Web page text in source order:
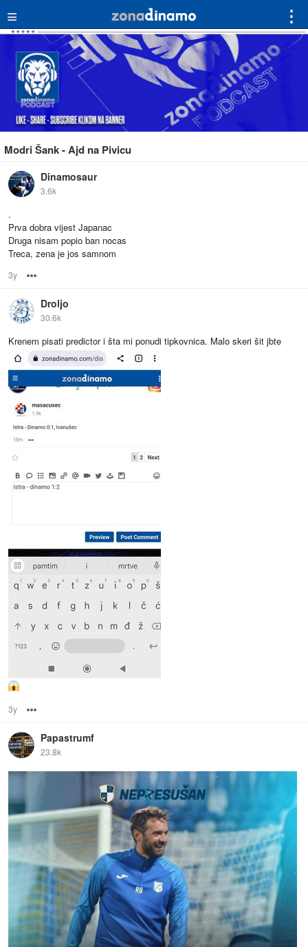
≡ ⋮
Modri Šank - Ajd na Pivicu
Dinamosaur
3.6k
.
Prva dobra vijest Japanac
Druga nisam popio ban nocas
Treca, zena je jos samnom
3y
Droljo
30.6k
Krenem pisati predictor i šta mi ponudi tipkovnica. Malo skeri šit jbte
3y
Papastrumf
23.8k